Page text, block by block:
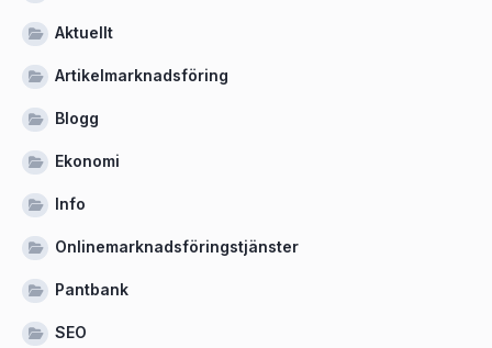
Aktuellt
Artikelmarknadsföring
Blogg
Ekonomi
Info
Onlinemarknadsföringstjänster
Pantbank
SEO